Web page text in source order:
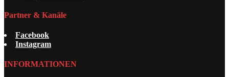
Partner & Kanäle
Facebook
Instagram
INFORMATIONEN